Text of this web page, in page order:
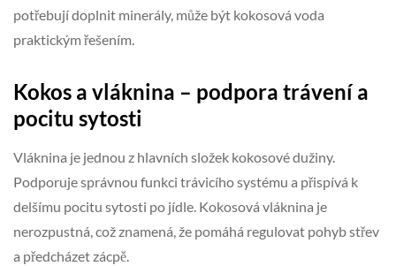
potřebují doplnit minerály, může být kokosová voda
praktickým řešením.
Kokos a vláknina – podpora trávení a
pocitu sytosti
Vláknina je jednou z hlavních složek kokosové dužiny.
Podporuje správnou funkci trávicího systému a přispívá k
delšímu pocitu sytosti po jídle. Kokosová vláknina je
nerozpustná, což znamená, že pomáhá regulovat pohyb střev
a předcházet zácpě.